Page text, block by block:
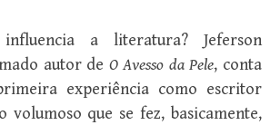
a literatura? Jeferson
autor de O Avesso da Pele, conta
experiência como escritor
volumoso que se fez, basicamente,